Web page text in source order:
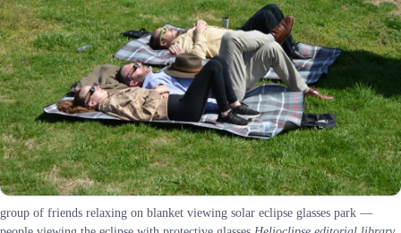
group of friends relaxing on blanket viewing solar eclipse glasses park —